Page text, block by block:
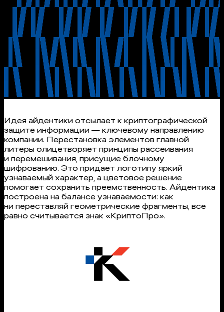
Идея айдентики отсылает к криптографической
защите информации — ключевому направлению
компании. Перестановка элементов главной
литеры олицетворяет принципы рассеивания
и перемешивания, присущие блочному
шифрованию. Это придает логотипу яркий
узнаваемый характер, а цветовое решение
помогает сохранить преемственность. Айдентика
построена на балансе узнаваемости: как
ни переставляй геометрические фрагменты, все
равно считывается знак «КриптоПро».